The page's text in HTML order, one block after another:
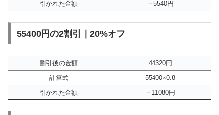
引かれた金額
－5540円
55400円の2割引｜20%オフ
割引後の金額
44320円
計算式
55400×0.8
引かれた金額
－11080円